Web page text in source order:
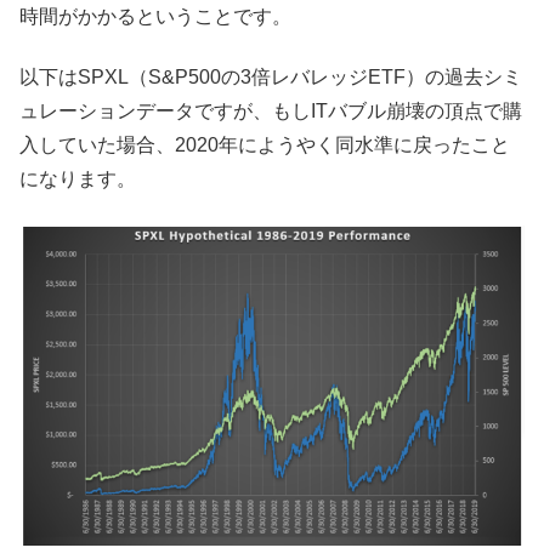
時間がかかるということです。
以下はSPXL（S&P500の3倍レバレッジETF）の過去シミ
ュレーションデータですが、もしITバブル崩壊の頂点で購
入していた場合、2020年にようやく同水準に戻ったこと
になります。